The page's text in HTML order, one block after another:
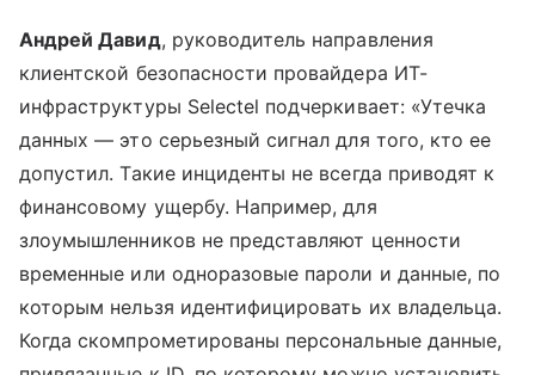
Андрей Давид, руководитель направления
клиентской безопасности провайдера ИТ-
инфраструктуры Selectel подчеркивает: «Утечка
данных — это серьезный сигнал для того, кто ее
допустил. Такие инциденты не всегда приводят к
финансовому ущербу. Например, для
злоумышленников не представляют ценности
временные или одноразовые пароли и данные, по
которым нельзя идентифицировать их владельца.
Когда скомпрометированы персональные данные,